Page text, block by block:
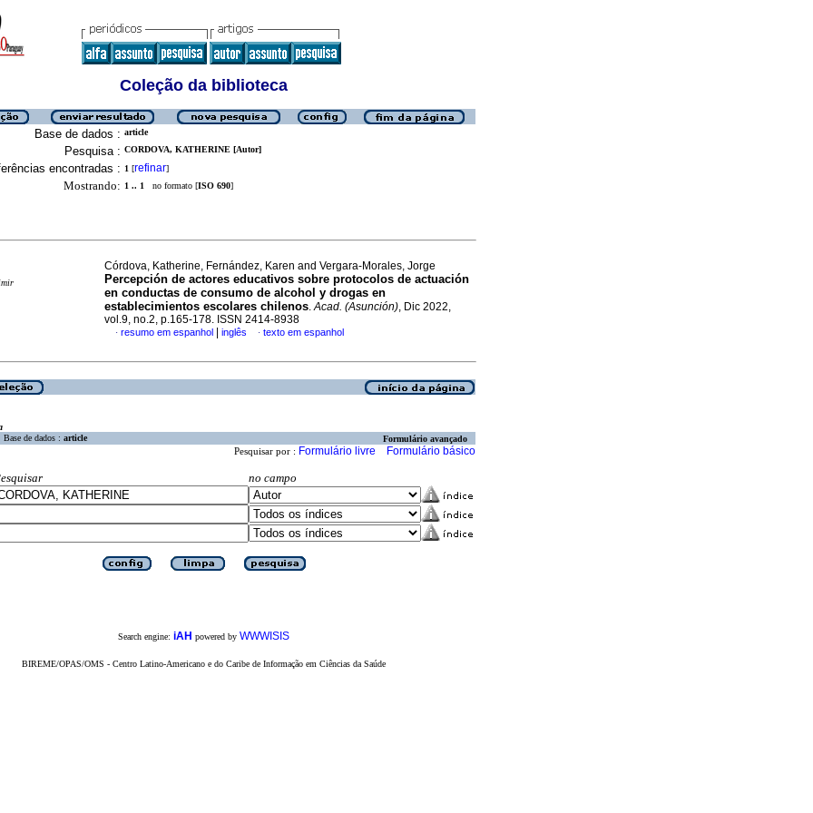
Coleção da biblioteca
Base de dados : article
Pesquisa : CORDOVA, KATHERINE [Autor]
encontradas : 1 [refinar]
Mostrando: 1 .. 1 no formato [ISO 690]
Córdova, Katherine, Fernández, Karen and Vergara-Morales, Jorge
Percepción de actores educativos sobre protocolos de actuación
en conductas de consumo de alcohol y drogas en
establecimientos escolares chilenos.Acad. (Asunción), Dic 2022,
vol.9, no.2, p.165-178. ISSN 2414-8938
· resumo em espanhol inglês · texto em espanhol
Base de dados : article Formulário avançado
Pesquisar por : Formulário livre Formulário básico
no campo
Search engine: iAH powered by WWWISIS
BIREME/OPAS/OMS - Centro Latino-Americano e do Caribe de Informação em Ciências da Saúde